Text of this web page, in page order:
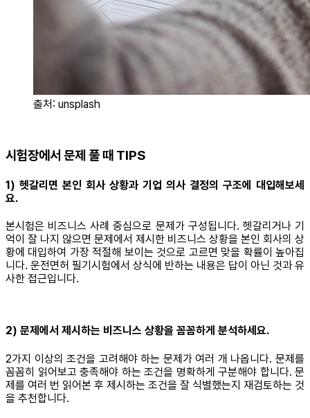
출처: unsplash
시험장에서 문제 풀 때 TIPS
1) 헷갈리면 본인 회사 상황과 기업 의사 결정의 구조에 대입해보세
요.
본시험은 비즈니스 사례 중심으로 문제가 구성됩니다. 헷갈리거나 기
억이 잘 나지 않으면 문제에서 제시한 비즈니스 상황을 본인 회사의 상
황에 대입하여 가장 적절해 보이는 것으로 고르면 맞을 확률이 높아집
니다. 운전면허 필기시험에서 상식에 반하는 내용은 답이 아닌 것과 유
사한 접근입니다.
2) 문제에서 제시하는 비즈니스 상황을 꼼꼼하게 분석하세요.
2가지 이상의 조건을 고려해야 하는 문제가 여러 개 나옵니다. 문제를
꼼꼼히 읽어보고 충족해야 하는 조건을 명확하게 구분해야 합니다. 문
제를 여러 번 읽어본 후 제시하는 조건을 잘 식별했는지 재검토하는 것
을 추천합니다.